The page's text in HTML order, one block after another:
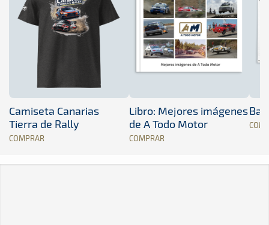
Camiseta Canarias
Tierra de Rally
COMPRAR
Libro: Mejores imágenes
de A Todo Motor
COMPRAR